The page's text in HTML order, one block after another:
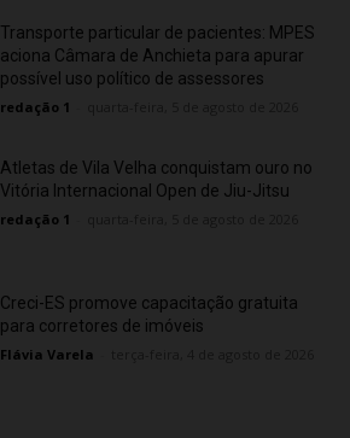
Transporte particular de pacientes: MPES
aciona Câmara de Anchieta para apurar
possível uso político de assessores
redação 1
Atletas de Vila Velha conquistam ouro no
Vitória Internacional Open de Jiu-Jitsu
redação 1
Creci-ES promove capacitação gratuita
para corretores de imóveis
Flávia Varela